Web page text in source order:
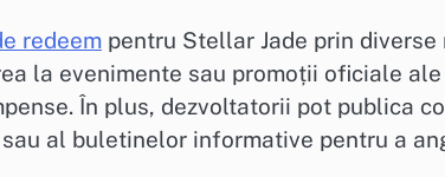
redeem pentru Stellar Jade prin
la evenimente sau promoții oficiale
În plus, dezvoltatorii pot publica
al buletinelor informative pentru a